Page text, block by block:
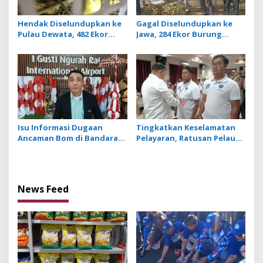
Hendak Diselundupkan ke
Pulau Dewata, 482 Ekor
Diamankan Karantina Bali
Gagal Diselundupkan ke
Jawa, 284 Ekor Burung
Dilepasliarkan Cegah
Ancaman Penyakit
Isu Informasi Dugaan
Ancaman Bom di Bandara
Tingkatkan Keselamatan
Pelayaran, Ratusan Pelaut
News Feed